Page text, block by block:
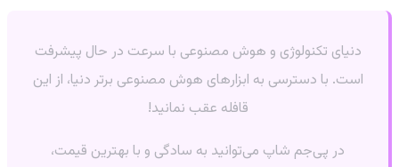
دنیای تکنولوژی و هوش مصنوعی با سرعت در حال پیشرفت
است. با دسترسی به ابزارهای هوش مصنوعی برتر دنیا، از این
قافله عقب نمانید!
در پی‌جم شاپ می‌توانید به سادگی و با بهترین قیمت،